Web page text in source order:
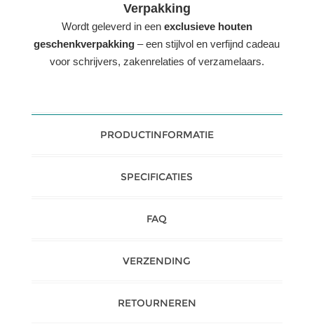
Verpakking
Wordt geleverd in een exclusieve houten
geschenkverpakking – een stijlvol en verfijnd cadeau
voor schrijvers, zakenrelaties of verzamelaars.
PRODUCTINFORMATIE
SPECIFICATIES
FAQ
VERZENDING
RETOURNEREN